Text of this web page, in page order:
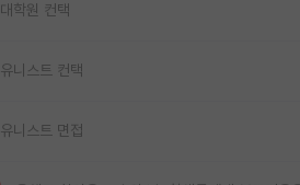
대학원 컨택
유니스트 컨택
유니스트 면접